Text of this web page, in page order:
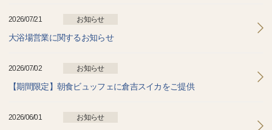
2026/07/21 お知らせ
大浴場営業に関するお知らせ
2026/07/02 お知らせ
【期間限定】朝食ビュッフェに倉吉スイカをご提供
2026/06/01 お知らせ